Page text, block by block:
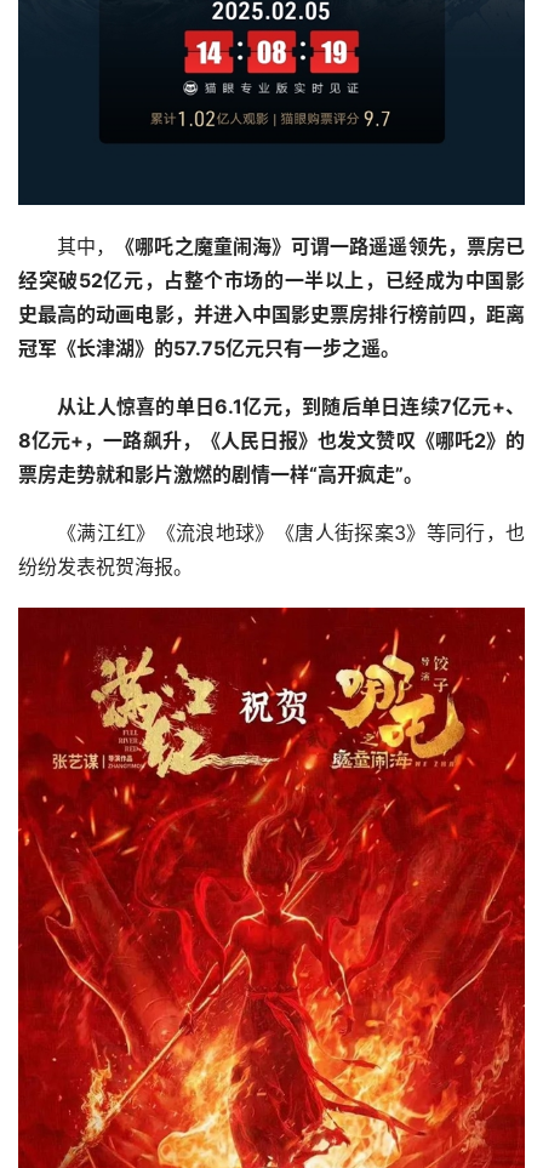
其中，
《哪吒之魔童闹海》可谓一路遥遥领先，票房已
经突破52亿元，占整个市场的一半以上，已经成为中国影
史最高的动画电影，并进入中国影史票房排行榜前四，距离
冠军《长津湖》的57.75亿元只有一步之遥。
从让人惊喜的单日6.1亿元，到随后单日连续7亿元+、
8亿元+，一路飙升，《人民日报》也发文赞叹《哪吒2》的
票房走势就和影片激燃的剧情一样“高开疯走”。
《满江红》《流浪地球》《唐人街探案3》等同行，也
纷纷发表祝贺海报。